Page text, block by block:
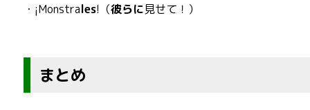
・¡Monstrales!（彼らに見せて！）
まとめ